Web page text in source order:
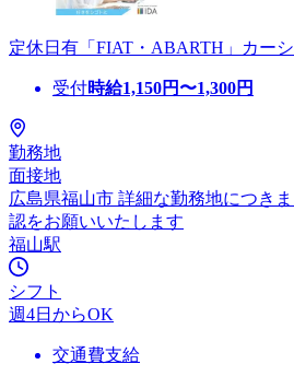
定休日有「FIAT・ABARTH」カー
受付時給1,150円〜1,300円
勤務地
面接地
広島県福山市 詳細な勤務地につき
認をお願いいたします
福山駅
シフト
週4日からOK
交通費支給